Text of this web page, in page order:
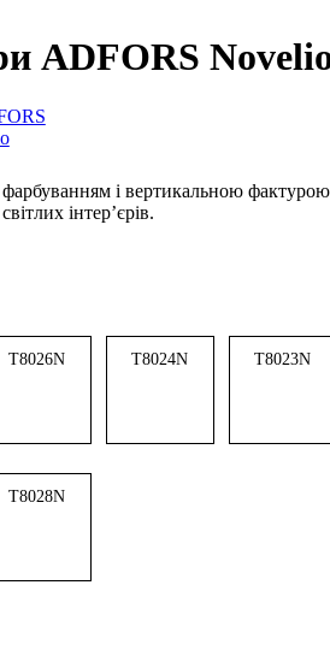
ADFORS
фарбуванням і вертикальною
інтер’єрів.
T8026N T8024N T8023N
T8028N